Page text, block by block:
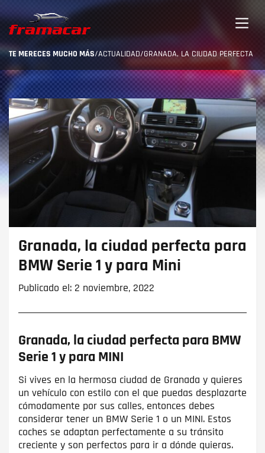
TE MERECES MUCHO MÁS/ACTUALIDAD/GRANADA, LA CIUDAD PERFECTA
Granada, la ciudad perfecta para
BMW Serie 1 y para Mini
Publicado el: 2 noviembre, 2022
Granada, la ciudad perfecta para BMW
Serie 1 y para MINI
Si vives en la hermosa ciudad de Granada y quieres
un vehículo con estilo con el que puedas desplazarte
cómodamente por sus calles, entonces debes
considerar tener un BMW Serie 1 o un MINI. Estos
coches se adaptan perfectamente a su tránsito
creciente y son perfectos para ir a dónde quieras.